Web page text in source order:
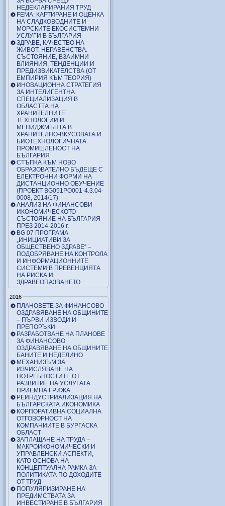
НЕДЕКЛАРИРАНИЯ ТРУД
FEMA: КАРТИРАНЕ И ОЦЕНКА
НА СЛАДКОВОДНИТЕ И
МОРСКИТЕ ЕКОСИСТЕМНИ
УСЛУГИ В БЪЛГАРИЯ
ЗДРАВЕ, КАЧЕСТВО НА
ЖИВОТ, НЕРАВЕНСТВА.
СЪСТОЯНИЕ, ВЗАИМНИ
ВЛИЯНИЯ, ТЕНДЕНЦИИ И
ПРЕДИЗВИКАТЕЛСТВА (ОТ
ЕМПИРИЯ КЪМ ТЕОРИЯ)
ИНОВАЦИОННА СТРАТЕГИЯ
ЗА ИНТЕЛИГЕНТНА
СПЕЦИАЛИЗАЦИЯ В
ОБЛАСТТА НА
ХРАНИТЕЛНИТЕ
ТЕХНОЛОГИИ И
МЕНИДЖМЪНТА В
ХРАНИТЕЛНО-ВКУСОВАТА И
БИОТЕХНОЛОГИЧНАТА
ПРОМИШЛЕНОСТ НА
БЪЛГАРИЯ
СТЪПКА КЪМ НОВО
ОБРАЗОВАТЕЛНО БЪДЕЩЕ С
ЕЛЕКТРОННИ ФОРМИ НА
ДИСТАНЦИОННО ОБУЧЕНИЕ
(ПРОЕКТ BG051PO001-4.3.04-
0008, 2014/17)
АНАЛИЗ НА ФИНАНСОВИ-
ИКОНОМИЧЕСКОТО
СЪСТОЯНИЕ НА БЪЛГАРИЯ
ПРЕЗ 2014-2016 г.
BG 07 ПРОГРАМА
„ИНИЦИАТИВИ ЗА
ОБЩЕСТВЕНО ЗДРАВЕ“ –
ПОДОБРЯВАНЕ НА КОНТРОЛА
И ИНФОРМАЦИОННИТЕ
СИСТЕМИ В ПРЕВЕНЦИЯТА
НА РИСКА И
ЗДРАВЕОПАЗВАНЕТО
2016
ПЛАНОВЕТЕ ЗА ФИНАНСОВО
ОЗДРАВЯВАНЕ НА ОБЩИНИТЕ
– ПЪРВИ ИЗВОДИ И
ПРЕПОРЪКИ
РАЗРАБОТВАНЕ НА ПЛАНОВЕ
ЗА ФИНАНСОВО
ОЗДРАВЯВАНЕ НА ОБЩИНИТЕ
БАНИТЕ И НЕДЕЛИНО
МЕХАНИЗЪМ ЗА
ИЗЧИСЛЯВАНЕ НА
ПОТРЕБНОСТИТЕ ОТ
РАЗВИТИЕ НА УСЛУГАТА
ПРИЕМНА ГРИЖА
РЕИНДУСТРИАЛИЗАЦИЯ НА
БЪЛГАРСКАТА ИКОНОМИКА
КОРПОРАТИВНА СОЦИАЛНА
ОТГОВОРНОСТ НА
КОМПАНИИТЕ В БУРГАСКА
ОБЛАСТ
ЗАПЛАЩАНЕ НА ТРУДА –
МАКРОИКОНОМИЧЕСКИ И
УПРАВЛЕНСКИ АСПЕКТИ,
КАТО ОСНОВА НА
КОНЦЕПТУАЛНА РАМКА ЗА
ПОЛИТИКАТА ПО ДОХОДИТЕ
ОТ ТРУД
ПОПУЛЯРИЗИРАНЕ НА
ПРЕДИМСТВАТА ЗА
ИНВЕСТИРАНЕ В БЪЛГАРИЯ